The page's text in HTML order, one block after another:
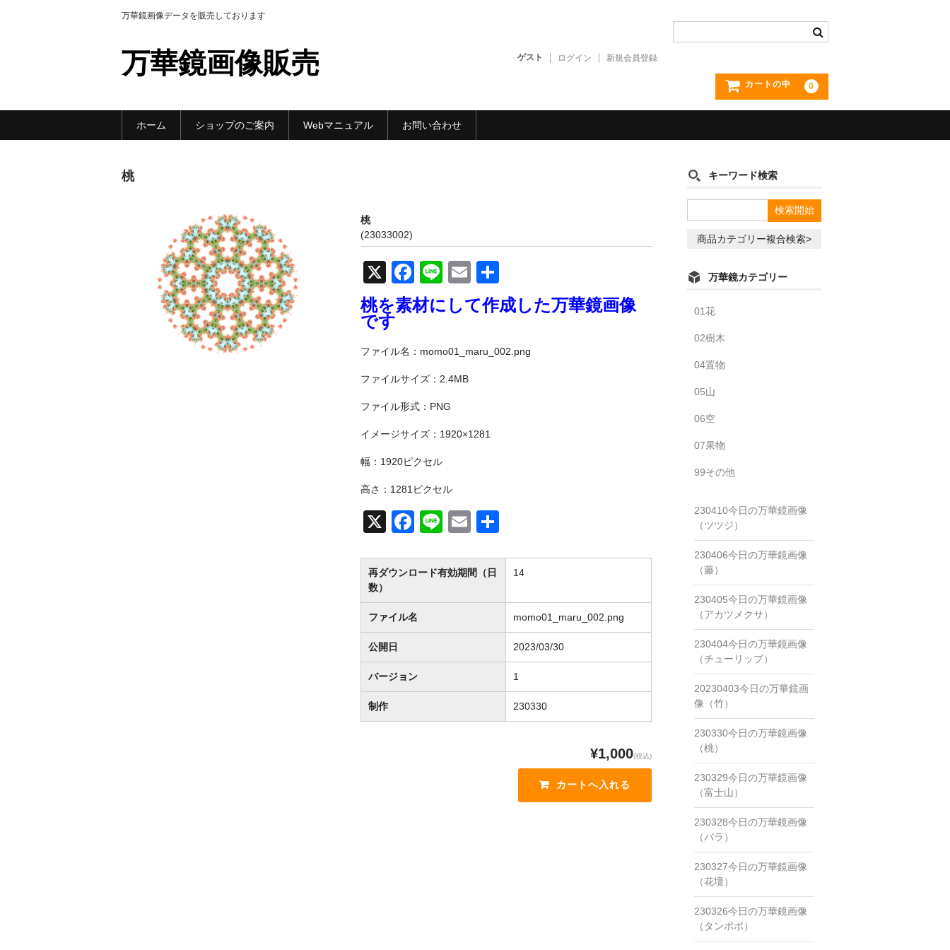
万華鏡画像データを販売しております
万華鏡画像販売 ゲスト ログイン 新規会員登録
カートの中 0
ホーム ショップのご案内 Webマニュアル お問い合わせ
桃
桃
(23033002)
X
F
a
c
b
o
o
k
Li
n
e
E
m
ail
有
桃を素材にして作成した万華鏡画像
です
ファイル名：momo01_maru_002.png
ファイルサイズ：2.4MB
ファイル形式：PNG
イメージサイズ：1920×1281
幅：1920ピクセル
高さ：1281ピクセル
X F
c
b
o
o
k
Li
e
E
ail
共
再ダウンロード有効期間（日
数）
14
ファイル名 momo01_maru_002.png
公開日 2023/03/30
バージョン 1
制作 230330
¥1,000(税込)
キーワード検索
商品カテゴリー複合検索>
万華鏡カテゴリー
01花
02樹木
04置物
05山
06空
07果物
99その他
230410今日の万華鏡画像
（ツツジ）
230406今日の万華鏡画像
（藤）
230405今日の万華鏡画像
（アカツメクサ）
230404今日の万華鏡画像
（チューリップ）
20230403今日の万華鏡画
像（竹）
230330今日の万華鏡画像
（桃）
230329今日の万華鏡画像
（富士山）
230328今日の万華鏡画像
（バラ）
230327今日の万華鏡画像
（花壇）
230326今日の万華鏡画像
（タンポポ）